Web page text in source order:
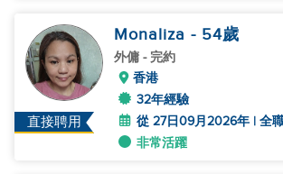
直接聘用
Monaliza - 54歲
外傭 - 完約
香港
32年經驗
從 27日09月2026年 | 全
非常活躍